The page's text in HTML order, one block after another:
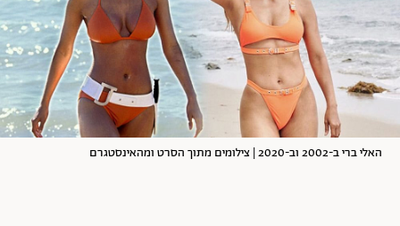
האלי ברי ב-2002 וב-2020 | צילומים מתוך הסרט ומהאינסטגרם